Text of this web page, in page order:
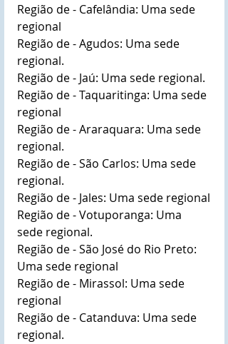
Região de - Cafelândia: Uma sede
regional
Região de - Agudos: Uma sede
regional.
Região de - Jaú: Uma sede regional.
Região de - Taquaritinga: Uma sede
regional
Região de - Araraquara: Uma sede
regional.
Região de - São Carlos: Uma sede
regional.
Região de - Jales: Uma sede regional
Região de - Votuporanga: Uma
sede regional.
Região de - São José do Rio Preto:
Uma sede regional
Região de - Mirassol: Uma sede
regional
Região de - Catanduva: Uma sede
regional.